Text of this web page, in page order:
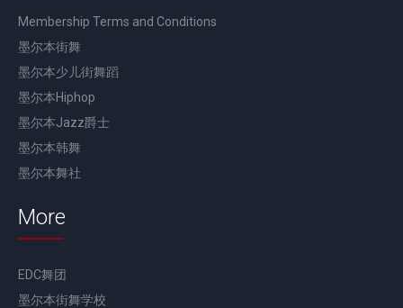
Membership Terms and Conditions
墨尔本街舞
墨尔本少儿街舞蹈
墨尔本Hiphop
墨尔本Jazz爵士
墨尔本韩舞
墨尔本舞社
More
EDC舞团
墨尔本街舞学校